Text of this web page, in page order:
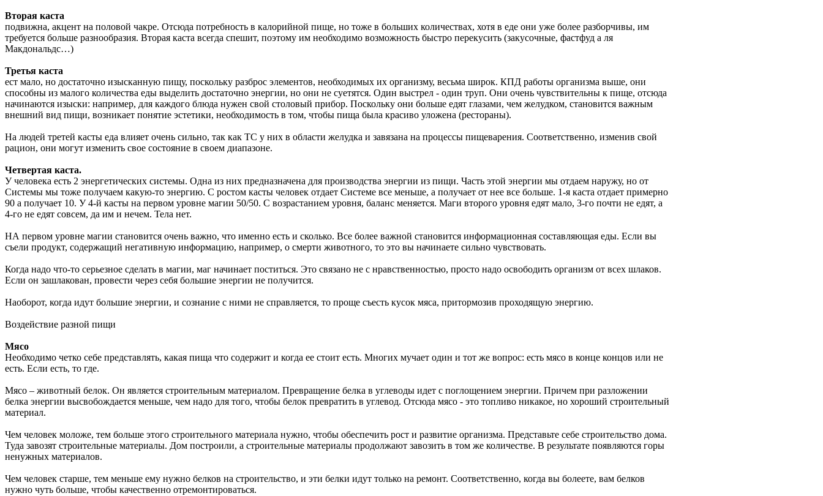
Вторая каста
подвижна, акцент на половой чакре. Отсюда потребность в калорийной пище, но тоже в больших количествах, хотя в еде они уже более разборчивы, им
требуется больше разнообразия. Вторая каста всегда спешит, поэтому им необходимо возможность быстро перекусить (закусочные, фастфуд а ля
Макдональдс…)
Третья каста
ест мало, но достаточно изысканную пищу, поскольку разброс элементов, необходимых их организму, весьма широк. КПД работы организма выше, они
способны из малого количества еды выделить достаточно энергии, но они не суетятся. Один выстрел - один труп. Они очень чувствительны к пище, отсюда
начинаются изыски: например, для каждого блюда нужен свой столовый прибор. Поскольку они больше едят глазами, чем желудком, становится важным
внешний вид пищи, возникает понятие эстетики, необходимость в том, чтобы пища была красиво уложена (рестораны).
На людей третей касты еда влияет очень сильно, так как ТС у них в области желудка и завязана на процессы пищеварения. Соответственно, изменив свой
рацион, они могут изменить свое состояние в своем диапазоне.
Четвертая каста.
У человека есть 2 энергетических системы. Одна из них предназначена для производства энергии из пищи. Часть этой энергии мы отдаем наружу, но от
Системы мы тоже получаем какую-то энергию. С ростом касты человек отдает Системе все меньше, а получает от нее все больше. 1-я каста отдает примерно
90 а получает 10. У 4-й касты на первом уровне магии 50/50. С возрастанием уровня, баланс меняется. Маги второго уровня едят мало, 3-го почти не едят, а
4-го не едят совсем, да им и нечем. Тела нет.
НА первом уровне магии становится очень важно, что именно есть и сколько. Все более важной становится информационная составляющая еды. Если вы
съели продукт, содержащий негативную информацию, например, о смерти животного, то это вы начинаете сильно чувствовать.
Когда надо что-то серьезное сделать в магии, маг начинает поститься. Это связано не с нравственностью, просто надо освободить организм от всех шлаков.
Если он зашлакован, провести через себя большие энергии не получится.
Наоборот, когда идут большие энергии, и сознание с ними не справляется, то проще съесть кусок мяса, притормозив проходящую энергию.
Воздействие разной пищи
Мясо
Необходимо четко себе представлять, какая пища что содержит и когда ее стоит есть. Многих мучает один и тот же вопрос: есть мясо в конце концов или не
есть. Если есть, то где.
Мясо – животный белок. Он является строительным материалом. Превращение белка в углеводы идет с поглощением энергии. Причем при разложении
белка энергии высвобождается меньше, чем надо для того, чтобы белок превратить в углевод. Отсюда мясо - это топливо никакое, но хороший строительный
материал.
Чем человек моложе, тем больше этого строительного материала нужно, чтобы обеспечить рост и развитие организма. Представьте себе строительство дома.
Туда завозят строительные материалы. Дом построили, а строительные материалы продолжают завозить в том же количестве. В результате появляются горы
ненужных материалов.
Чем человек старше, тем меньше ему нужно белков на строительство, и эти белки идут только на ремонт. Соответственно, когда вы болеете, вам белков
нужно чуть больше, чтобы качественно отремонтироваться.